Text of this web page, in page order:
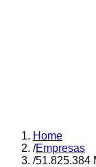
Home
/Empresas
/51.825.384